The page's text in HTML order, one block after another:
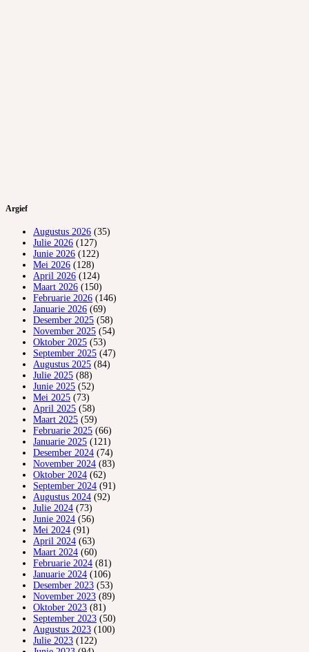
Argief
Augustus 2026 (35)
Julie 2026 (127)
Junie 2026 (122)
Mei 2026 (128)
April 2026 (124)
Maart 2026 (150)
Februarie 2026 (146)
Januarie 2026 (69)
Desember 2025 (58)
November 2025 (54)
Oktober 2025 (53)
September 2025 (47)
Augustus 2025 (84)
Julie 2025 (88)
Junie 2025 (52)
Mei 2025 (73)
April 2025 (58)
Maart 2025 (59)
Februarie 2025 (66)
Januarie 2025 (121)
Desember 2024 (74)
November 2024 (83)
Oktober 2024 (62)
September 2024 (91)
Augustus 2024 (92)
Julie 2024 (73)
Junie 2024 (56)
Mei 2024 (91)
April 2024 (63)
Maart 2024 (60)
Februarie 2024 (81)
Januarie 2024 (106)
Desember 2023 (53)
November 2023 (89)
Oktober 2023 (81)
September 2023 (50)
Augustus 2023 (100)
Julie 2023 (122)